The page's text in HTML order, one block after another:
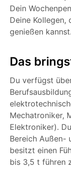
Dein
Deine Kollegen,
genießen kannst.
Das
Du verfügst
Mechatroniker,
Elektroniker).
Bereich Außen-
besitzt einen
bis 3,5 t führen